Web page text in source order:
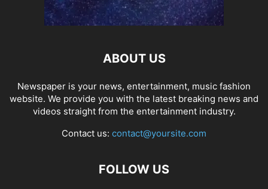
ABOUT US
Newspaper is your news, entertainment, music fashion
website. We provide you with the latest breaking news and
videos straight from the entertainment industry.
Contact us: contact@yoursite.com
FOLLOW US